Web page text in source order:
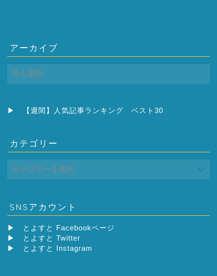
アーカイブ
ー
ブ
▶ 【週間】人気記事ランキング ベスト30
カテゴリー
SNSアカウント
▶
とよすと Facebookページ
▶
とよすと Twitter
▶
とよすと Instagram